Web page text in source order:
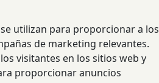
utilizan para proporcionar a los
de marketing relevantes.
visitantes en los sitios web y
proporcionar anuncios